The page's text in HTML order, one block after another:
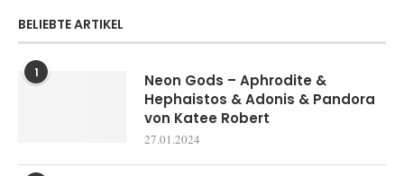
BELIEBTE ARTIKEL
1
Neon Gods – Aphrodite &
Hephaistos & Adonis & Pandora
von Katee Robert
27.01.2024